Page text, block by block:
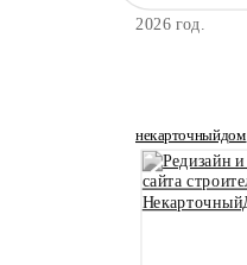
2026 год.
некарточныйдом